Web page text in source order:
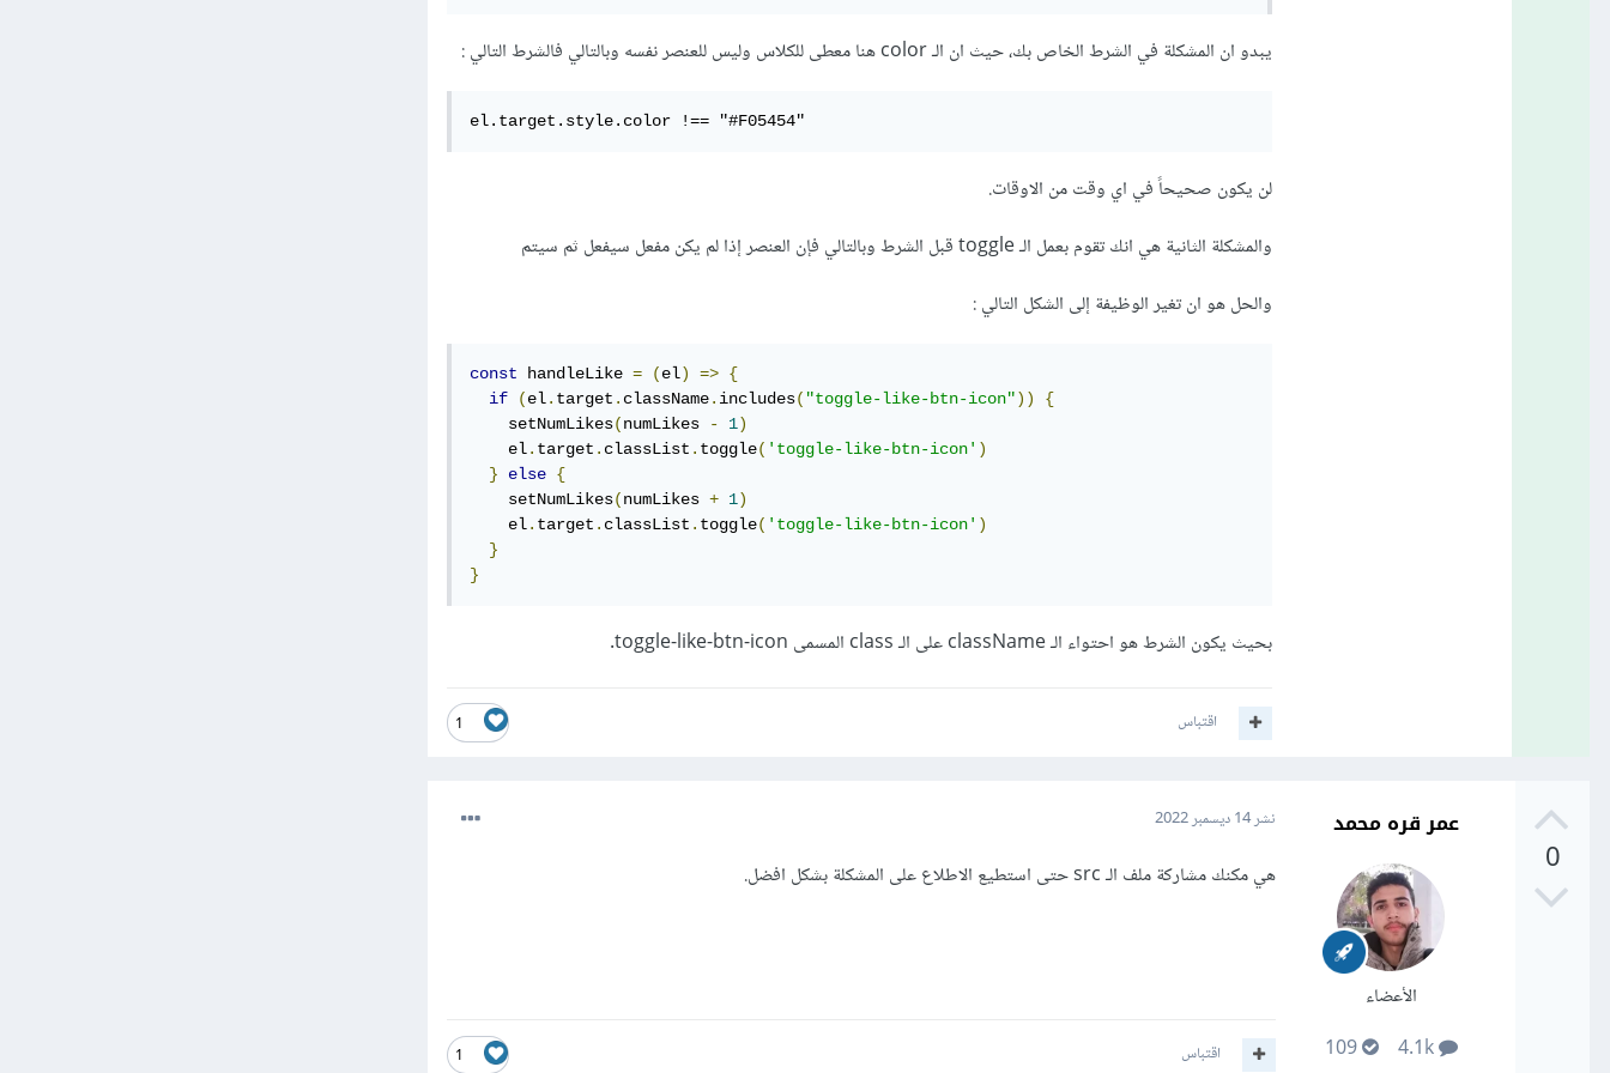
يبدو ان المشكلة في الشرط الخاص بك، حيث ان الـ color هنا معطى للكلاس وليس للعنصر نفسه وبالتالي فالشرط التالي :
el.target.style.color !== "#F05454"
لن يكون صحيحاً في اي وقت من الاوقات.
والمشكلة الثانية هي انك تقوم بعمل الـ toggle قبل الشرط وبالتالي فإن العنصر إذا لم يكن مفعل سيفعل ثم سيتم
والحل هو ان تغير الوظيفة إلى الشكل التالي :
const handleLike = (el) => {
if
(el. target . className. includes( "toggle-like-btn-icon"))
{
    setNumLikes
(numLikes - 1)
    el
. target . classList . toggle( 'toggle-like-btn-icon' )
}
else {
    setNumLikes
(numLikes + 1)
    el
. target . classList . toggle( 'toggle-like-btn-icon' )
}
}
بحيث يكون الشرط هو احتواء الـ className على الـ class المسمى toggle-like-btn-icon.
1 اقتباس
0
عمر قره محمد
الأعضاء
4.1k
109
نشر14 ديسمبر 2022
هي مكنك مشاركة ملف الـ src حتى استطيع الاطلاع على المشكلة بشكل افضل.
1 اقتباس